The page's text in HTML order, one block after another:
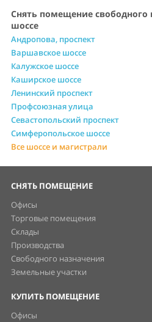
Снять помещение свободного
шоссе
Андропова, проспект
Варшавское шоссе
Калужское шоссе
Каширское шоссе
Ленинский проспект
Профсоюзная улица
Севастопольский проспект
Симферопольское шоссе
Все шоссе и магистрали
СНЯТЬ ПОМЕЩЕНИЕ
Офисы
Торговые помещения
Склады
Производства
Свободного назначения
Земельные участки
КУПИТЬ ПОМЕЩЕНИЕ
Офисы